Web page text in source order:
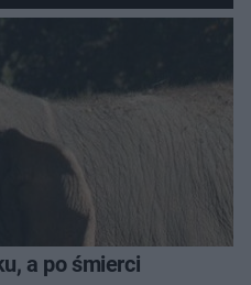
a po śmierci